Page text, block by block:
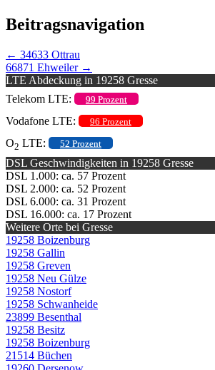
Beitragsnavigation
← 34633 Ottrau
66871 Ehweiler →
LTE Abdeckung in 19258 Gresse
Telekom LTE:
99 Prozent
Vodafone LTE: 96 Prozent
O2 LTE: 52 Prozent
DSL Geschwindigkeiten in 19258 Gresse
DSL 1.000: ca. 57 Prozent
DSL 2.000: ca. 52 Prozent
DSL 6.000: ca. 31 Prozent
DSL 16.000: ca. 17 Prozent
Weitere Orte bei Gresse
19258 Boizenburg
19258 Gallin
19258 Greven
19258 Neu Gülze
19258 Nostorf
19258 Schwanheide
23899 Besenthal
19258 Besitz
19258 Boizenburg
21514 Büchen